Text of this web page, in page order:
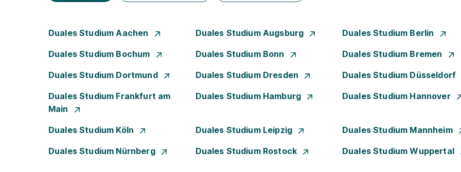
Duales Studium Aachen Duales Studium Augsburg Duales Studium Berlin
Duales Studium Bochum Duales Studium Bonn Duales Studium Bremen
Duales Studium Dortmund Duales Studium Dresden Duales Studium Düsseldorf
Duales Studium Frankfurt am
Main
Duales Studium Hamburg Duales Studium Hannover
Duales Studium Köln Duales Studium Leipzig Duales Studium Mannheim
Duales Studium Nürnberg Duales Studium Rostock Duales Studium Wuppertal